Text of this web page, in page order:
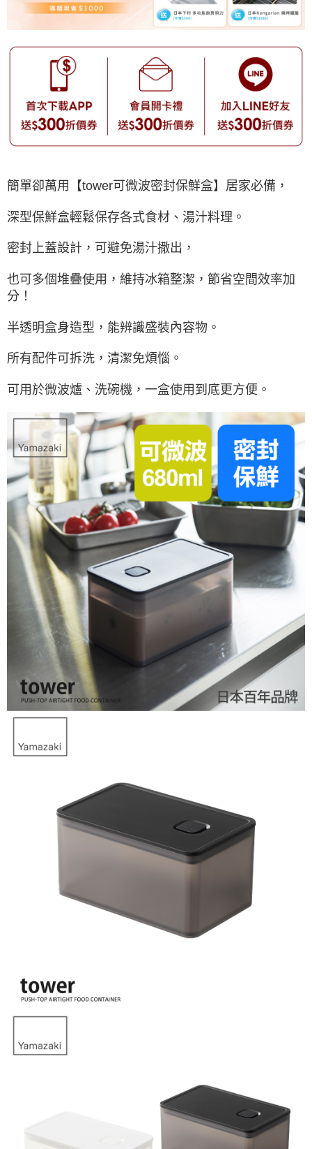
簡單卻萬用【tower可微波密封保鮮盒】居家必備，
深型保鮮盒輕鬆保存各式食材、湯汁料理。
密封上蓋設計，可避免湯汁撒出，
也可多個堆疊使用，維持冰箱整潔，節省空間效率加
分！
半透明盒身造型，能辨識盛裝內容物。
所有配件可拆洗，清潔免煩惱。
可用於微波爐、洗碗機，一盒使用到底更方便。